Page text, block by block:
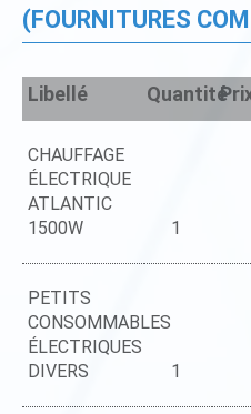
(FOURNITURES
Libellé Quantité
CHAUFFAGE
ÉLECTRIQUE
ATLANTIC
1500W
1
PETITS
CONSOMMABLES
ÉLECTRIQUES
DIVERS
1